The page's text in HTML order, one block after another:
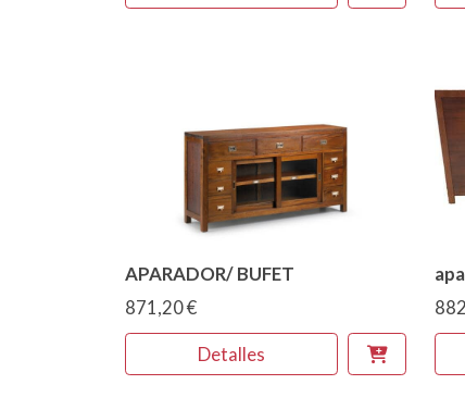
APARADOR/ BUFET
871,20 €
Detalles